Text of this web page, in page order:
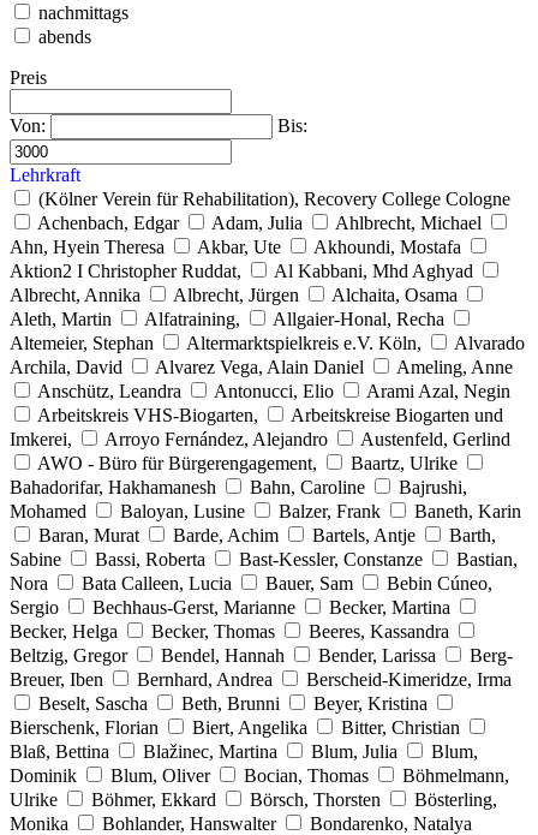
nachmittags
abends
Preis
Von: Bis:
Lehrkraft
(Kölner Verein für Rehabilitation), Recovery College Cologne
Achenbach, Edgar
Adam, Julia
Ahlbrecht, Michael
Ahn, Hyein Theresa
Akbar, Ute
Akhoundi, Mostafa
Aktion2 I Christopher Ruddat,
Al Kabbani, Mhd Aghyad
Albrecht, Annika
Albrecht, Jürgen
Alchaita, Osama
Aleth, Martin
Alfatraining,
Allgaier-Honal, Recha
Altemeier, Stephan
Altermarktspielkreis e.V. Köln,
Alvarado
Archila, David
Alvarez Vega, Alain Daniel
Ameling, Anne
Anschütz, Leandra
Antonucci, Elio
Arami Azal, Negin
Arbeitskreis VHS-Biogarten,
Arbeitskreise Biogarten und
Imkerei,
Arroyo Fernández, Alejandro
Austenfeld, Gerlind
AWO - Büro für Bürgerengagement,
Baartz, Ulrike
Bahadorifar, Hakhamanesh
Bahn, Caroline
Bajrushi,
Mohamed
Baloyan, Lusine Balzer, Frank
Baneth, Karin
Baran, Murat
Barde, Achim Bartels, Antje
Barth,
Sabine
Bassi, Roberta Bast-Kessler, Constanze
Bastian,
Nora
Bata Calleen, Lucia Bauer, Sam
Bebin Cúneo,
Sergio
Bechhaus-Gerst, Marianne
Becker, Martina
Becker, Helga
Becker, Thomas
Beeres, Kassandra
Beltzig, Gregor
Bendel, Hannah Bender, Larissa
Berg-
Breuer, Iben
Bernhard, Andrea
Berscheid-Kimeridze, Irma
Beselt, Sascha
Beth, Brunni
Beyer, Kristina
Bierschenk, Florian
Biert, Angelika
Bitter, Christian
Blaß, Bettina
Blažinec, Martina Blum, Julia
Blum,
Dominik
Blum, Oliver Bocian, Thomas
Böhmelmann,
Ulrike
Böhmer, Ekkard Börsch, Thorsten
Bösterling,
Monika
Bohlander, Hanswalter
Bondarenko, Natalya